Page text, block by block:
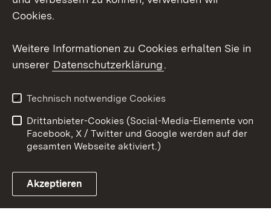
Link zum Landesportal
Datenschutz
Barrierefreiheit
Impressum
Cookies
Cookies.
Weitere Informationen zu Cookies erhalten Sie in
unserer Datenschutzerklärung.
Technisch notwendige Cookies
Drittanbieter-Cookies (Social-Media-Elemente von
Facebook, X / Twitter und Google werden auf der
gesamten Webseite aktiviert.)
Akzeptieren